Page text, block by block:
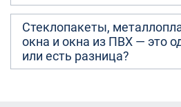
Стеклопакеты,
окна и окна из ПВХ — это
или есть разница?